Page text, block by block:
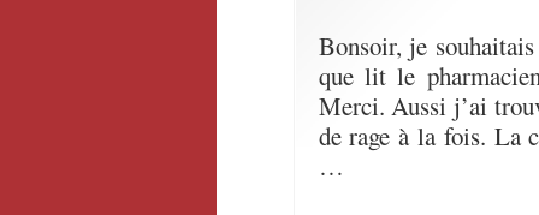
Bonsoir, je
que lit le
Merci. Aussi j’ai
de rage à la fois. La
…